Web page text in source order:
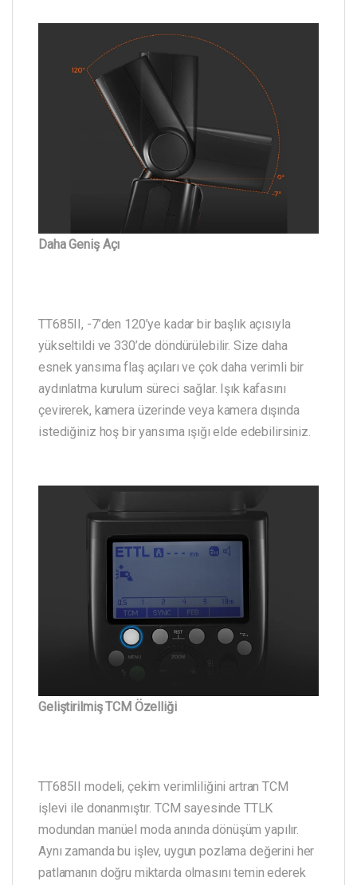
Daha Geniş Açı
TT685II, -7’den 120’ye kadar bir başlık açısıyla
yükseltildi ve 330’de döndürülebilir. Size daha
esnek yansıma flaş açıları ve çok daha verimli bir
aydınlatma kurulum süreci sağlar. Işık kafasını
çevirerek, kamera üzerinde veya kamera dışında
istediğiniz hoş bir yansıma ışığı elde edebilirsiniz.
Geliştirilmiş TCM Özelliği
TT685II modeli, çekim verimliliğini artran TCM
işlevi ile donanmıştır. TCM sayesinde TTLK
modundan manüel moda anında dönüşüm yapılır.
Aynı zamanda bu işlev, uygun pozlama değerini her
patlamanın doğru miktarda olmasını temin ederek